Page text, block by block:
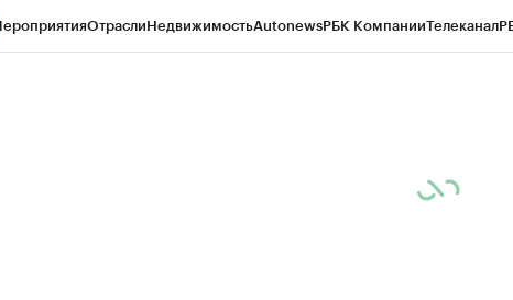
ОтраслиНедвижимостьAutonewsРБК КомпанииТелеканал